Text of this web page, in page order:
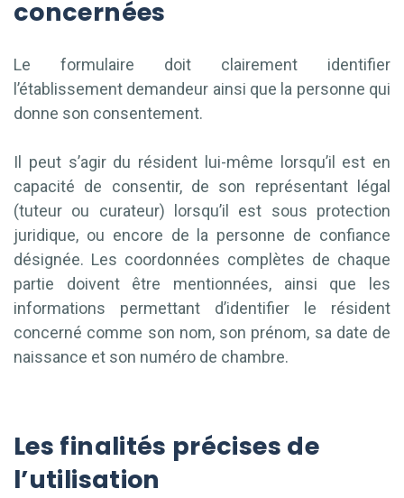
concernées
Le formulaire doit clairement identifier
l’établissement demandeur ainsi que la personne qui
donne son consentement.
Il peut s’agir du résident lui-même lorsqu’il est en
capacité de consentir, de son représentant légal
(tuteur ou curateur) lorsqu’il est sous protection
juridique, ou encore de la personne de confiance
désignée. Les coordonnées complètes de chaque
partie doivent être mentionnées, ainsi que les
informations permettant d’identifier le résident
concerné comme son nom, son prénom, sa date de
naissance et son numéro de chambre.
Les finalités précises de
l’utilisation